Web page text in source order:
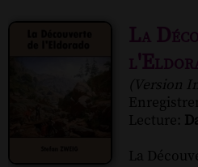
La
(Version
Lecture:
La